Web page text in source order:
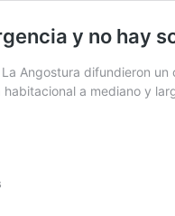
y no hay
La Angostura difundieron
habitacional a mediano y